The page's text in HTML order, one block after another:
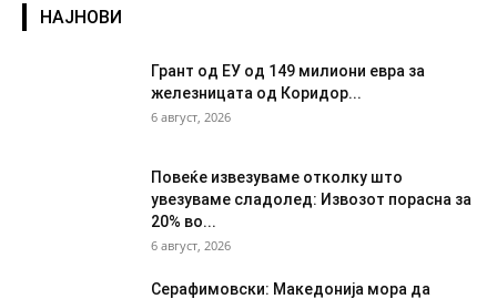
НАЈНОВИ
Грант од ЕУ од 149 милиони евра за
железницата од Коридор...
6 август, 2026
Повеќе извезуваме отколку што
увезуваме сладолед: Извозот порасна за
20% во...
6 август, 2026
Серафимовски: Македонија мора да